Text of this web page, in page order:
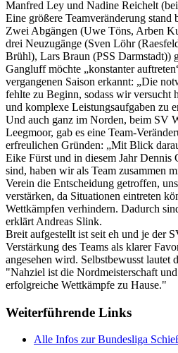
Manfred Ley und Nadine Reichelt
Eine größere Teamveränderung stand
Zwei Abgängen (Uwe Töns, Arben
drei Neuzugänge (Sven Löhr
Brühl), Lars Braun (PSS Darmstadt))
Gangluff möchte „konstanter
vergangenen Saison erkannt: „Die
fehlte zu Beginn, sodass wir versucht
und komplexe Leistungsaufgaben zu
Und auch ganz im Norden, beim SV
Leegmoor, gab es eine Team-
erfreulichen Gründen: „Mit Blick
Eike Fürst und in diesem Jahr Dennis
sind, haben wir als Team zusammen
Verein die Entscheidung getroffen,
verstärken, da Situationen eintreten
Wettkämpfen verhindern. Dadurch
erklärt Andreas Slink.
Breit aufgestellt ist seit eh und je der
Verstärkung des Teams als klarer
angesehen wird. Selbstbewusst lautet
"Nahziel ist die Nordmeisterschaft
erfolgreiche Wettkämpfe zu Hause."
Weiterführende Links
Alle Infos zur Bundesliga